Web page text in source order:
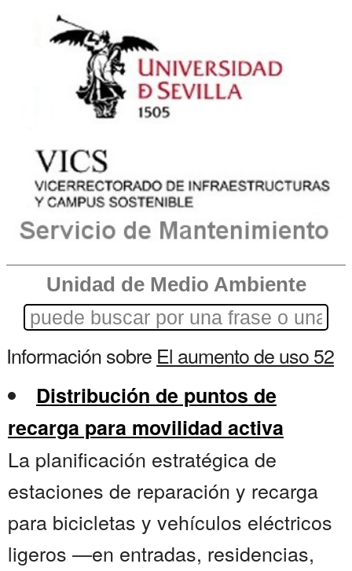
Unidad de Medio Ambiente
Información sobre El aumento de uso 52
Distribución de puntos de
recarga para movilidad activa
La planificación estratégica de
estaciones de reparación y recarga
para bicicletas y vehículos eléctricos
ligeros —en entradas, residencias,